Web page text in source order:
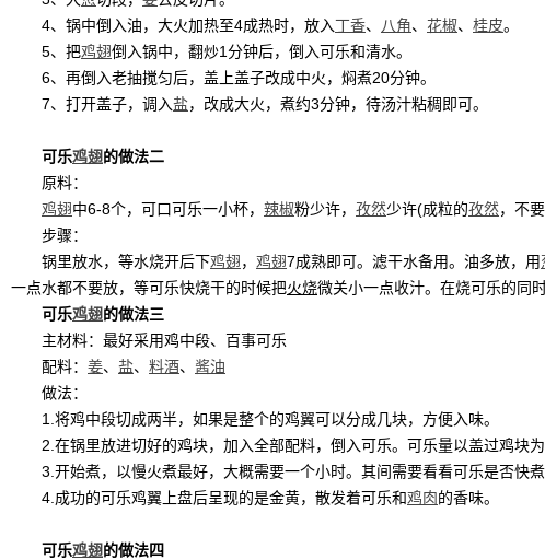
4、锅中倒入油，大火加热至4成热时，放入丁香、 八角、 花椒、 桂皮。
5、把鸡翅倒入锅中，翻炒1分钟后，倒入可乐和清水。
6、再倒入老抽搅匀后，盖上盖子改成中火，焖煮20分钟。
7、打开盖子，调入盐，改成大火，煮约3分钟，待汤汁粘稠即可。
可乐鸡翅的做法二
原料：
鸡翅中6-8个，可口可乐一小杯， 辣椒粉少许， 孜然少许(成粒的孜然，不
步骤：
锅里放水，等水烧开后下鸡翅 ， 鸡翅7成熟即可。滤干水备用。油多放，用
一点水都不要放，等可乐快烧干的时候把火烧微关小一点收汁。在烧可乐的同
可乐鸡翅的做法三
主材料：最好采用鸡中段、百事可乐
配料： 姜、 盐、 料酒、 酱油
做法：
1.将鸡中段切成两半，如果是整个的鸡翼可以分成几块，方便入味。
2.在锅里放进切好的鸡块，加入全部配料，倒入可乐。可乐量以盖过鸡块为
3.开始煮，以慢火煮最好，大概需要一个小时。其间需要看看可乐是否快煮
4.成功的可乐鸡翼上盘后呈现的是金黄，散发着可乐和鸡肉的香味。
可乐鸡翅的做法四